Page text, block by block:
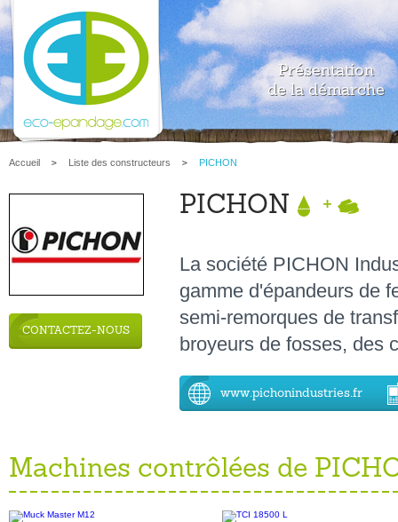
Présentation
de la démarche
Accueil Liste des constructeurs PICHON
PICHON +
CONTACTEZ-NOUS
La société PICHON
gamme d'épandeurs de
semi-remorques de
broyeurs de fosses, des
www.pichonindustries.fr
Machines contrôlées de